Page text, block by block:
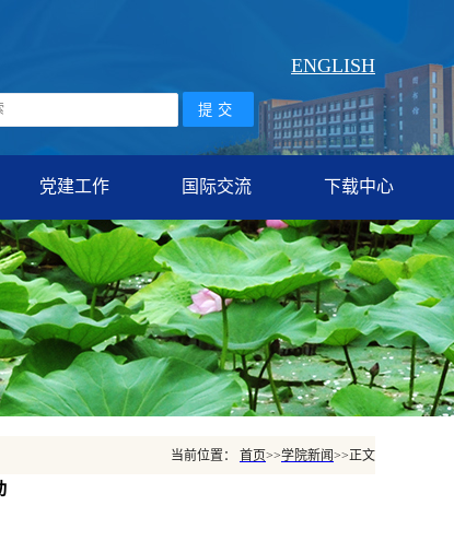
ENGLISH
党建工作 国际交流 下载中心
当前位置： 首页>>学院新闻>>正文